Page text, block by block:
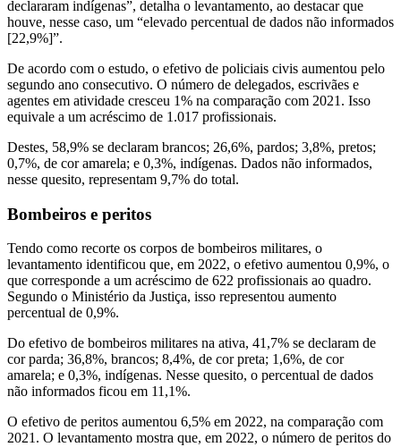
declararam indígenas”, detalha o levantamento, ao destacar que
houve, nesse caso, um “elevado percentual de dados não informados
[22,9%]”.
De acordo com o estudo, o efetivo de policiais civis aumentou pelo
segundo ano consecutivo. O número de delegados, escrivães e
agentes em atividade cresceu 1% na comparação com 2021. Isso
equivale a um acréscimo de 1.017 profissionais.
Destes, 58,9% se declaram brancos; 26,6%, pardos; 3,8%, pretos;
0,7%, de cor amarela; e 0,3%, indígenas. Dados não informados,
nesse quesito, representam 9,7% do total.
Bombeiros e peritos
Tendo como recorte os corpos de bombeiros militares, o
levantamento identificou que, em 2022, o efetivo aumentou 0,9%, o
que corresponde a um acréscimo de 622 profissionais ao quadro.
Segundo o Ministério da Justiça, isso representou aumento
percentual de 0,9%.
Do efetivo de bombeiros militares na ativa, 41,7% se declaram de
cor parda; 36,8%, brancos; 8,4%, de cor preta; 1,6%, de cor
amarela; e 0,3%, indígenas. Nesse quesito, o percentual de dados
não informados ficou em 11,1%.
O efetivo de peritos aumentou 6,5% em 2022, na comparação com
2021. O levantamento mostra que, em 2022, o número de peritos do